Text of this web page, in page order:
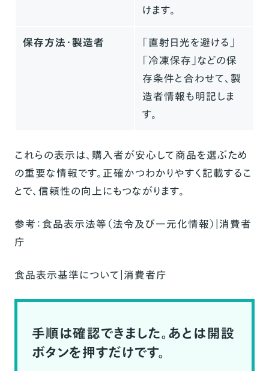
けます。
保存方法・製造者
「直射日光を避ける」
「冷凍保存」などの保
存条件と合わせて、製
造者情報も明記しま
す。
これらの表示は、購入者が安心して商品を選ぶため
の重要な情報です。正確かつわかりやすく記載するこ
とで、信頼性の向上にもつながります。
参考：食品表示法等（法令及び一元化情報）｜消費者
庁
食品表示基準について｜消費者庁
手順は確認できました。あとは開設
ボタンを押すだけです。